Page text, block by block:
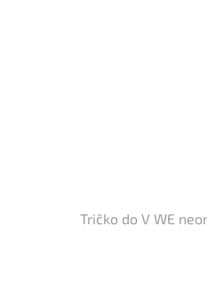
Tričko do V WE